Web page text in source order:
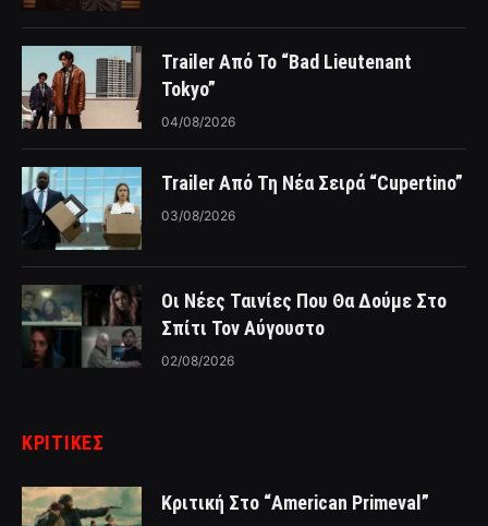
Trailer Από Το “Bad Lieutenant
Tokyo”
04/08/2026
Trailer Από Τη Νέα Σειρά “Cupertino”
03/08/2026
Οι Νέες Ταινίες Που Θα Δούμε Στο
Σπίτι Τον Αύγουστο
02/08/2026
ΚΡΙΤΙΚΈΣ
Κριτική Στο “American Primeval”